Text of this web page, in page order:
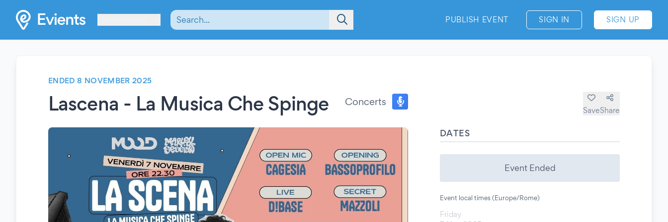
PUBLISH EVENT SIGN IN SIGN UP
ENDED 8 NOVEMBER 2025
Lascena - La Musica Che Spinge Concerts
SaveShare
DATES
Event Ended
Event local times (Europe/Rome)
Friday